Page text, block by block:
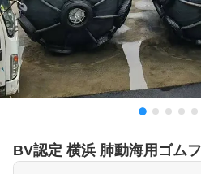
BV認定 横浜 肺動海用ゴム